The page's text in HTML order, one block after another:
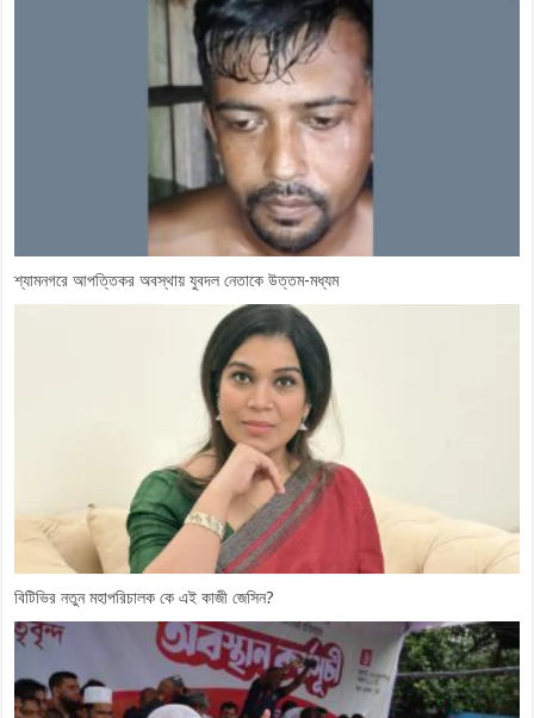
শ্যামনগরে আপত্তিকর অবস্থায় যুবদল নেতাকে উত্তম-মধ্যম
বিটিভির নতুন মহাপরিচালক কে এই কাজী জেসিন?